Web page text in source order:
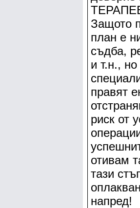
Защото
план е
съдба,
и т.н.,
правят
риск от
отивам
тази
напред!